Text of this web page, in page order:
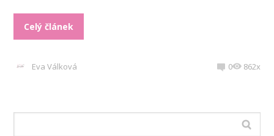
Celý článek
Eva Válková 0 862x